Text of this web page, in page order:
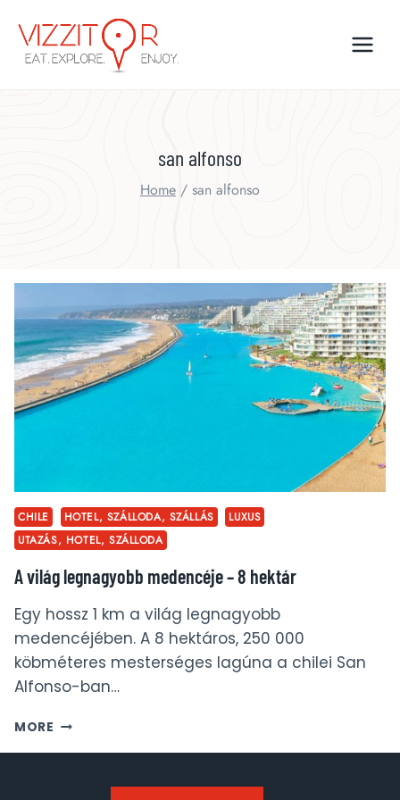
content
san alfonso
Home / san alfonso
CHILE HOTEL, SZÁLLODA, SZÁLLÁS
LUXUS
UTAZÁS, HOTEL, SZÁLLODA
A világ legnagyobb medencéje – 8 hektár
Egy hossz 1 km a világ legnagyobb
medencéjében. A 8 hektáros, 250 000
köbméteres mesterséges lagúna a chilei San
Alfonso-ban…
MORE A